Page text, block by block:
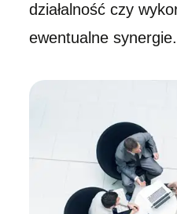
działalność czy
ewentualne synergie.